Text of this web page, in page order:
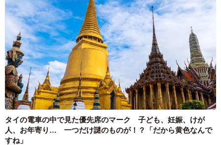
タイの電車の中で見た優先席のマーク 子ども、妊娠、けが
人、お年寄り… 一つだけ謎のものが！？「だから黄色なんで
すね」